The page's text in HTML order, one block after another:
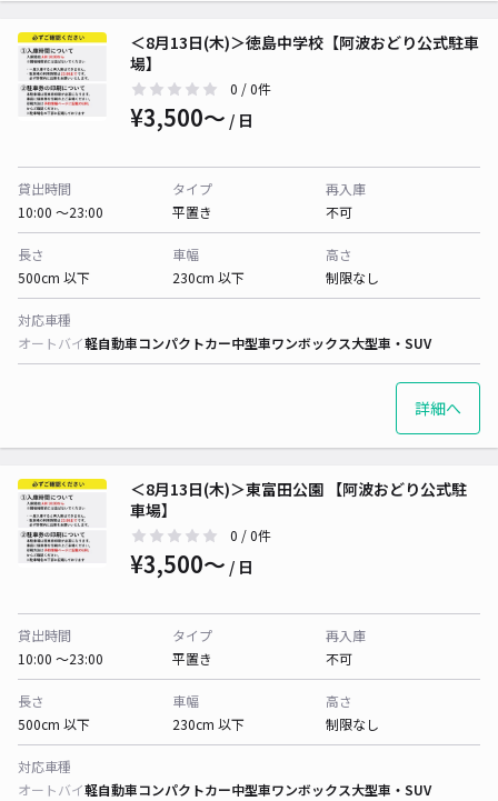
＜8月13日(木)＞徳島中学校【阿波おどり公式駐車
場】
0 / 0件
¥3,500〜 / 日
貸出時間
10:00 〜23:00
タイプ
平置き
再入庫
不可
長さ
500cm 以下
車幅
230cm 以下
高さ
制限なし
対応車種
オートバイ軽自動車コンパクトカー中型車ワンボックス大型車・SUV
詳細へ
＜8月13日(木)＞東富田公園 【阿波おどり公式駐
車場】
0 / 0件
¥3,500〜 / 日
貸出時間
10:00 〜23:00
タイプ
平置き
再入庫
不可
長さ
500cm 以下
車幅
230cm 以下
高さ
制限なし
対応車種
オートバイ軽自動車コンパクトカー中型車ワンボックス大型車・SUV